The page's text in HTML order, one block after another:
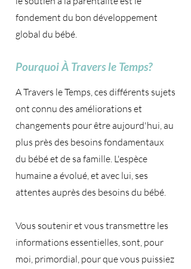
fondement du bon développement
global du bébé.
Pourquoi À Travers le Temps?
A Travers le Temps, ces différents sujets
ont connu des améliorations et
changements pour être aujourd'hui, au
plus près des besoins fondamentaux
du bébé et de sa famille. L'espèce
humaine a évolué, et avec lui, ses
attentes auprès des besoins du bébé.
Vous soutenir et vous transmettre les
informations essentielles, sont, pour
moi, primordial, pour que vous puissiez